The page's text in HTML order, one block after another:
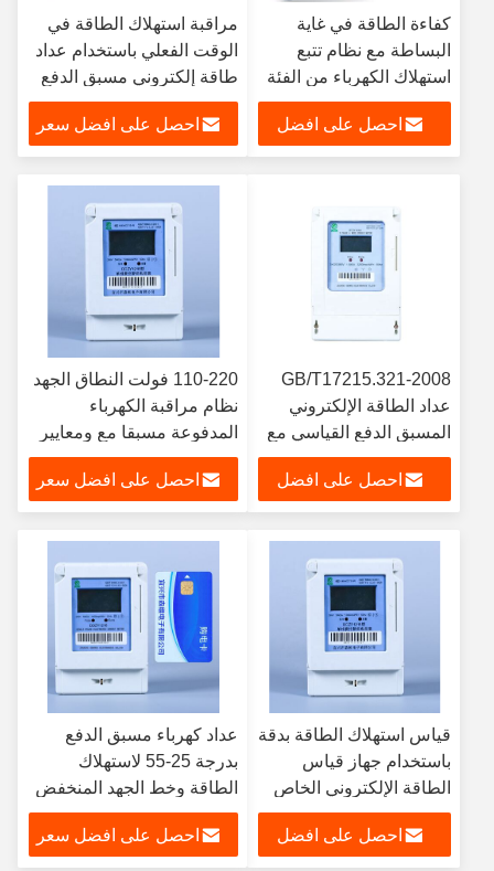
كفاءة الطاقة في غاية
البساطة مع نظام تتبع
استهلاك الكهرباء من الفئة
1.0 والمعيار
GB/T17215.321-2008
احصل على افضل
مراقبة استهلاك الطاقة في
الوقت الفعلي باستخدام عداد
طاقة إلكتروني مسبق الدفع
مع تخزين بيانات 1000 كيلو
واط ساعياحصل على افضل سعر
GB/T17215.321-2008
عداد الطاقة الإلكتروني
المسبق الدفع القياسي مع
≤ 95% من رطوبة التخزين
والعملاحصل على افضل
110-220 فولت النطاق الجهد
نظام مراقبة الكهرباء
المدفوعة مسبقا مع ومعايير
GB/T17215.321-2008
احصل على افضل سعر
قياس استهلاك الطاقة بدقة
باستخدام جهاز قياس
الطاقة الإلكتروني الخاص
بنا وفقًا لمعيار
GB/T17215.321-2008
احصل على افضل
عداد كهرباء مسبق الدفع
بدرجة 25-55 لاستهلاك
الطاقة وخط الجهد المنخفض
احصل على افضل سعر